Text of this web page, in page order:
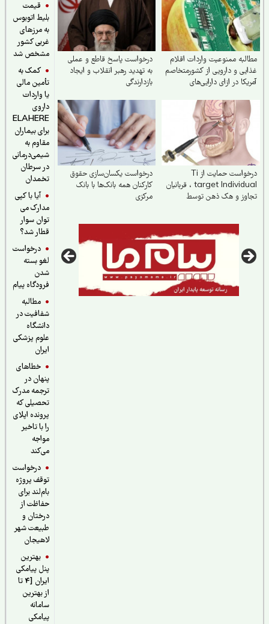
قیمت
بلیط اتوبوس
به مرزهای
غربی کشور
مشخص شد
کمک به
تأمین مالی
یا واردات
داروی
ELAHERE
برای بیماران
مقاوم به
شیمی‌درمانی
در سرطان
تخمدان
آیا با کپی
مدارک می
توان سوار
قطار شد؟
درخواست
لغو بسته
فرودگاه پیام
مطالبه
شفافیت در
دانشگاه
علوم پزشکی
خطاهای
پنهان در
ترجمه مدرک
تحصیلی که
پرونده اپلای
را با تاخیر
درخواست
توقف پروژه
بام‌لند برای
حفاظت از
درختان و
طبیعت شهر
لاهیجان
بهترین
پنل پیامکی
ایران [4 تا
از بهترین
سامانه
پیامکی
ممنوعیت واردات اقلام
و دارویی از کشورمتخاصم
در ازای دارایی‌های
درخواست پاسخ قاطع و عملی
به تهدید رهبر انقلاب و ایجاد
بازدارندگی
درخواست حمایت از Ti
target Individual ، قربانیان
و هک ذهن توسط
درخواست یکسان‌سازی حقوق
کارکنان همه بانک‌ها با بانک